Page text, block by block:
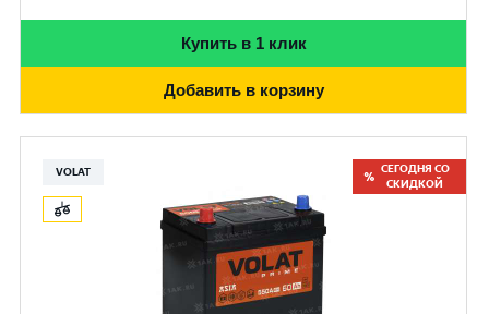
Купить в 1 клик
Добавить в корзину
VOLAT
СЕГОДНЯ СО
СКИДКОЙ